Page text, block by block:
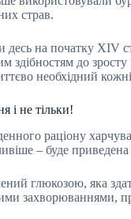
страв.
на початку XIV
до зросту
необхідний
і не тільки!
раціону
– буде
глюкозою, яка
захворюваннями, при